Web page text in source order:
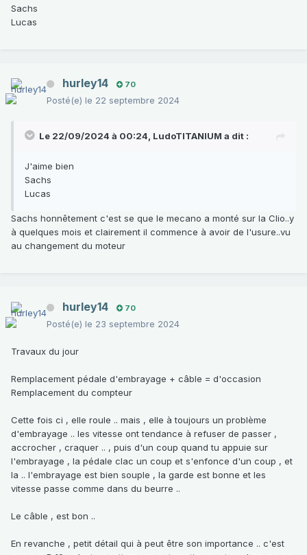
Sachs
Lucas
hurley14 70
Posté(e) le 22 septembre 2024
Le 22/09/2024 à 00:24, LudoTITANIUM a dit :
J'aime bien
Sachs
Lucas
Sachs honnêtement c'est se que le mecano a monté sur la Clio..y
à quelques mois et clairement il commence à avoir de l'usure..vu
au changement du moteur
hurley14 70
Posté(e) le 23 septembre 2024
Travaux du jour
Remplacement pédale d'embrayage + câble = d'occasion
Remplacement du compteur
Cette fois ci , elle roule .. mais , elle à toujours un problème
d'embrayage .. les vitesse ont tendance à refuser de passer ,
accrocher , craquer .. , puis d'un coup quand tu appuie sur
l'embrayage , la pédale clac un coup et s'enfonce d'un coup , et
la .. l'embrayage est bien souple , la garde est bonne et les
vitesse passe comme dans du beurre ..
Le câble , est bon ..
En revanche , petit détail qui à peut être son importance .. c'est